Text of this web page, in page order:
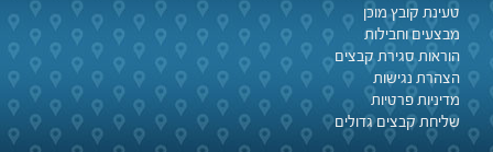
טעינת קובץ מוכן
מבצעים וחבילות
הוראות סגירת קבצים
הצהרת נגישות
מדיניות פרטיות
שליחת קבצים גדולים